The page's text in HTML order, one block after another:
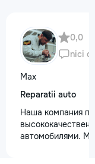
0,0
nici o
Max
Reparatii auto
Наша компания
автомобилями.